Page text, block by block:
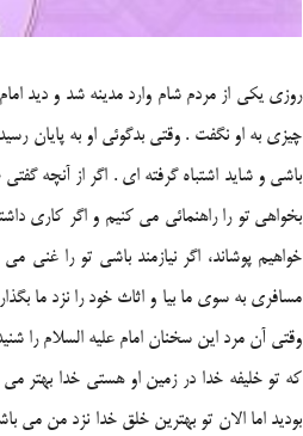
روزي يكي از مردم شام وارد مدينه شد و ديد
چيزي به او نگفت . وقتي بدگوئي او به پايان
باشي و شايد اشتباه گرفته اي . اگر از آنچه
بخواهي تو را راهنمائي مي كنيم و اگر كاري
خواهيم پوشاند، اگر نيازمند باشي تو را
مسافري به سوي ما بيا و اثاث خود را نزد ما
وقتي آن مرد اين سخنان امام عليه السلام را
كه تو خليفه خدا در زمين او هستي خدا بهتر
بوديد اما الان تو بهترين خلق خدا نزد من مي